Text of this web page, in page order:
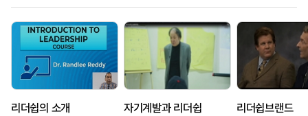
리더쉽의 소개 자기계발과 리더쉽 리더쉽브랜드